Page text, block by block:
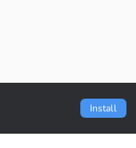
Install